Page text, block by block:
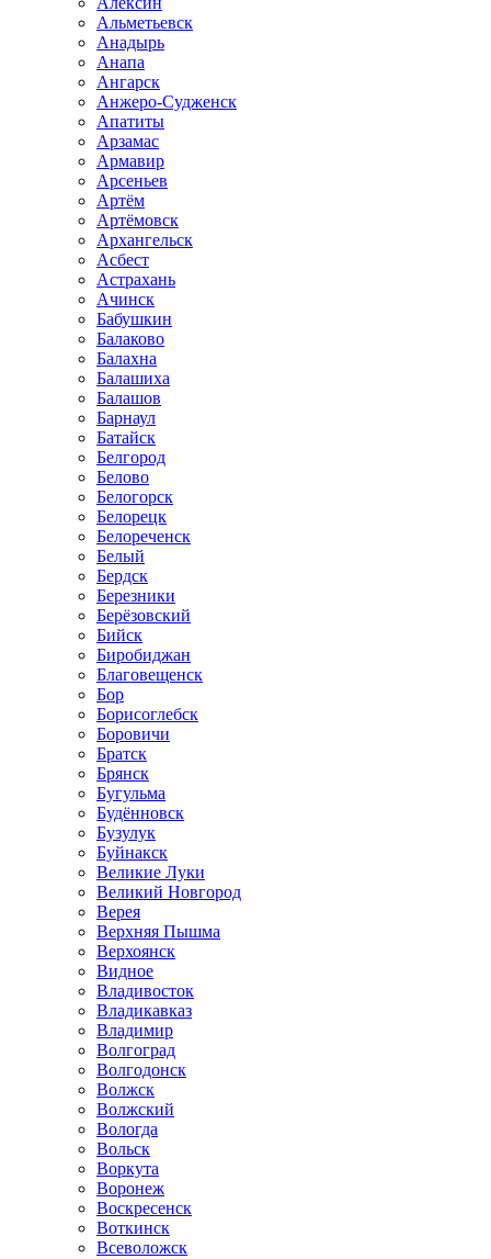
Альметьевск
Анадырь
Анапа
Ангарск
Анжеро-Судженск
Апатиты
Арзамас
Армавир
Арсеньев
Артём
Артёмовск
Архангельск
Асбест
Астрахань
Ачинск
Бабушкин
Балаково
Балахна
Балашиха
Балашов
Барнаул
Батайск
Белгород
Белово
Белогорск
Белорецк
Белореченск
Белый
Бердск
Березники
Берёзовский
Бийск
Биробиджан
Благовещенск
Бор
Борисоглебск
Боровичи
Братск
Брянск
Бугульма
Будённовск
Бузулук
Буйнакск
Великие Луки
Великий Новгород
Верея
Верхняя Пышма
Верхоянск
Видное
Владивосток
Владикавказ
Владимир
Волгоград
Волгодонск
Волжск
Волжский
Вологда
Вольск
Воркута
Воронеж
Воскресенск
Воткинск
Всеволожск